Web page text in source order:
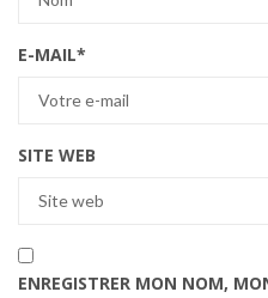
E-MAIL*
SITE WEB
ENREGISTRER MON NOM,